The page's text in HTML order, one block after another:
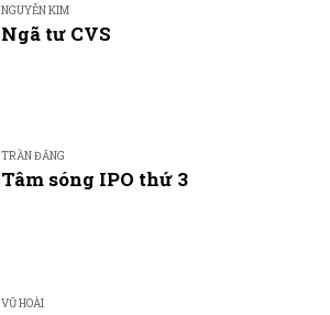
NGUYỄN KIM
Ngã tư CVS
TRẦN ĐĂNG
Tâm sóng IPO thứ 3
VŨ HOÀI